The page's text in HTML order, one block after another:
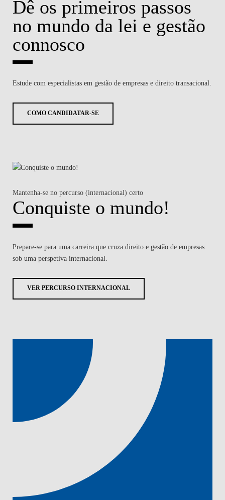
Dê os primeiros passos
no mundo da lei e gestão
connosco
Estude com especialistas em gestão de empresas e direito transacional.
COMO CANDIDATAR-SE
Mantenha-se no percurso (internacional) certo
Conquiste o mundo!
Prepare-se para uma carreira que cruza direito e gestão de empresas
sob uma perspetiva internacional.
VER PERCURSO INTERNACIONAL